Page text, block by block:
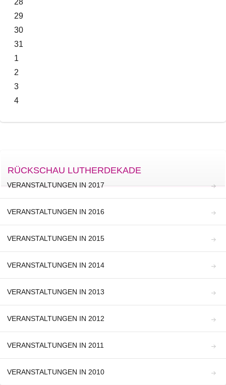
28
29
30
31
1
2
3
4
RÜCKSCHAU LUTHERDEKADE
VERANSTALTUNGEN IN 2017
VERANSTALTUNGEN IN 2016
VERANSTALTUNGEN IN 2015
VERANSTALTUNGEN IN 2014
VERANSTALTUNGEN IN 2013
VERANSTALTUNGEN IN 2012
VERANSTALTUNGEN IN 2011
VERANSTALTUNGEN IN 2010